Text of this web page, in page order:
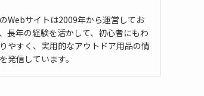
Webサイトは2009年から運営してお
長年の経験を活かして、初心者にもわ
やすく、実用的なアウトドア用品の情
発信しています。